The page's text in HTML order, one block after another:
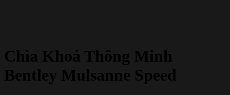
Chìa Khoá Thông Minh
Bentley Mulsanne Speed